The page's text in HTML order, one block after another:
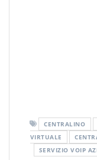
CENTRALINO
VIRTUALE
SERVIZIO VOIP